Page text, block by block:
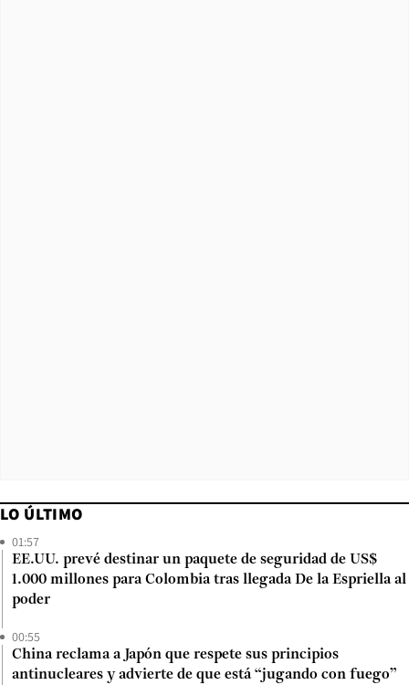
LO ÚLTIMO
01:57
EE.UU. prevé destinar un paquete de seguridad de US$
1.000 millones para Colombia tras llegada De la Espriella al
poder
00:55
China reclama a Japón que respete sus principios
antinucleares y advierte de que está “jugando con fuego”